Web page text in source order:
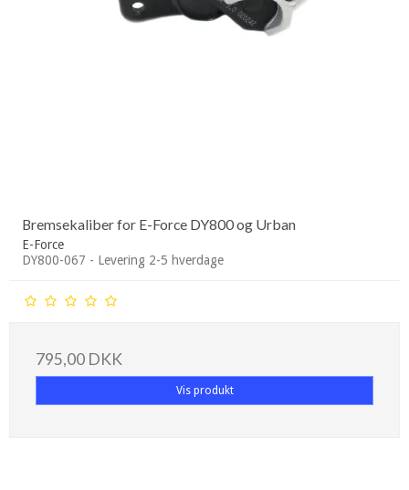
Bremsekaliber for E-Force DY800 og Urban
E-Force
DY800-067 - Levering 2-5 hverdage
795,00 DKK
Vis produkt